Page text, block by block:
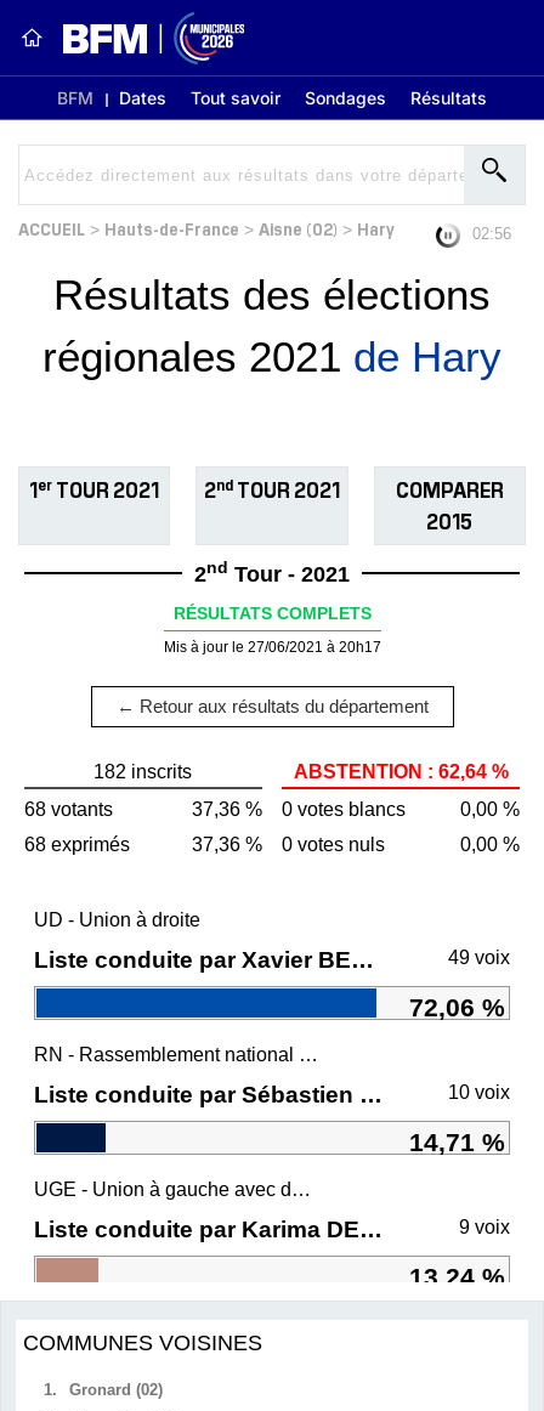
BFM Dates Tout savoir Sondages Résultats
ACCUEIL > Hauts-de-France > Aisne (02) > Hary 02:56
Résultats des élections
régionales 2021 de Hary
1er TOUR 2021 2ndTOUR 2021
COMPARER
2015
2nd Tour - 2021
RÉSULTATS COMPLETS
Mis à jour le 27/06/2021 à 20h17
← Retour aux résultats du département
182 inscrits
68 votants
37,36 %
68 exprimés
37,36 %
ABSTENTION : 62,64 %
0 votes blancs
0,00 %
0 votes nuls
0,00 %
UD - Union à droite
Liste conduite par Xavier BERTRAND 49 voix
72,06 %
RN - Rassemblement national et ses alliés
Liste conduite par Sébastien CHENU 10 voix
14,71 %
UGE - Union à gauche avec des écologistes
Liste conduite par Karima DELLI 9 voix
13,24 %
COMMUNES VOISINES
1.
Gronard (02)